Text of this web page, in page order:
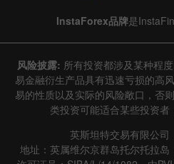
InstaForex品牌是
风险披露: 所有投资都涉及某种程
易金融衍生产品具有迅速亏损的高
易的性质以及实际的风险敞口，否
类投资可能适合某些投资者
英斯坦特交易有限公
地址：英属维尔京群岛托尔托拉